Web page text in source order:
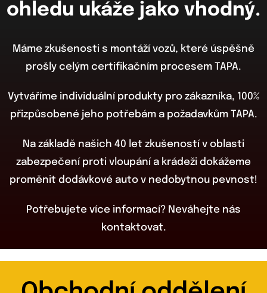
ohledu ukáže jako vhodný.
Máme zkušenosti s montáží vozů, které úspěšně
prošly celým certifikačním procesem TAPA.
Vytváříme individuální produkty pro zákazníka, 100%
přizpůsobené jeho potřebám a požadavkům TAPA.
Na základě našich 40 let zkušeností v oblasti
zabezpečení proti vloupání a krádeži dokážeme
proměnit dodávkové auto v nedobytnou pevnost!
Potřebujete více informací? Neváhejte nás
kontaktovat.